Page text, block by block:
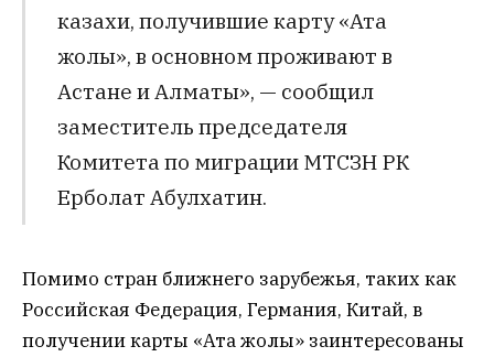
казахи, получившие карту «Ата
жолы», в основном проживают в
Астане и Алматы», — сообщил
заместитель председателя
Комитета по миграции МТСЗН РК
Ерболат Абулхатин.
Помимо стран ближнего зарубежья, таких как
Российская Федерация, Германия, Китай, в
получении карты «Ата жолы» заинтересованы